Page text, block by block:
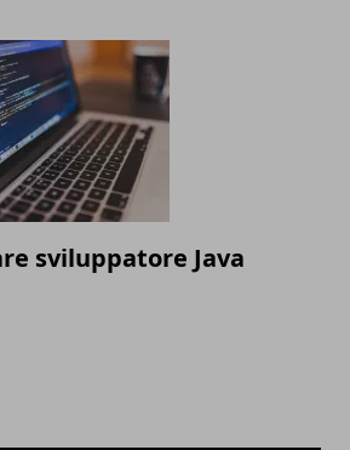
sviluppatore Java